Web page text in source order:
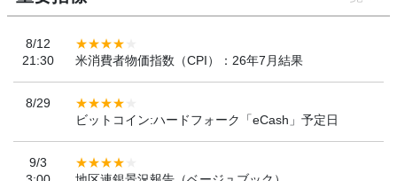
8/12
21:30
米消費者物価指数（CPI）：26年7月結果
8/29
ビットコイン:ハードフォーク「eCash」予定日
9/3